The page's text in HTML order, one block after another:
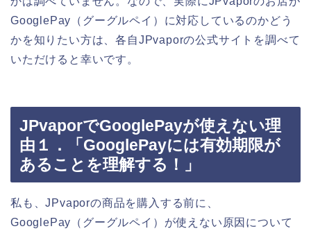
GooglePay（グーグルペイ）に対応しているのかどう
かを知りたい方は、各自JPvaporの公式サイトを調べて
いただけると幸いです。
JPvaporでGooglePayが使えない理
由１．「GooglePayには有効期限が
あることを理解する！」
私も、JPvaporの商品を購入する前に、
GooglePay（グーグルペイ）が使えない原因について